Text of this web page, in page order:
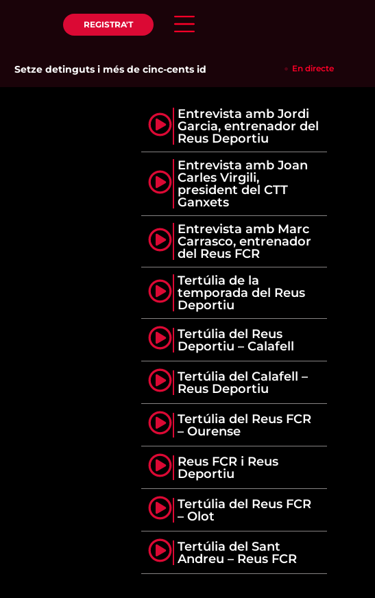
REGISTRA'T
Setze detinguts i més de cinc-cents identificats en un dispositiu policial
En directe
Entrevista amb Jordi
Garcia, entrenador del
Reus Deportiu
Entrevista amb Joan
Carles Virgili,
president del CTT
Ganxets
Entrevista amb Marc
Carrasco, entrenador
del Reus FCR
Tertúlia de la
temporada del Reus
Deportiu
Tertúlia del Reus
Deportiu – Calafell
Tertúlia del Calafell –
Reus Deportiu
Tertúlia del Reus FCR
– Ourense
Reus FCR i Reus
Deportiu
Tertúlia del Reus FCR
– Olot
Tertúlia del Sant
Andreu – Reus FCR